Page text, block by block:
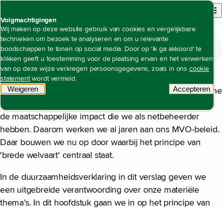
Volgmachtigingen
Wij maken op deze website gebruik van cookies en vergelijkbare
technieken om bezoek te analyseren en om u relevante
boodschappen te tonen op social media. Door op 'ik ga akkoord' te
klikken geeft u toestemming voor de plaatsing ervan en het verwerken
van op deze wijze verkregen persoonsgegevens, zoals in ons cookie
statementwordt vermeld.
Weigeren
Accepteren
Open site
Open content navigation
De waarde die wij creëren
Verduurzaming van de energievoorziening en van onze organisatie
Verduurzaming van de eigen organisatie
Verduurzaming van de eigen organisatie
Het energiesysteem van de toekomst faciliteert de
ambities die Nederland heeft op onder meer economische
groei, duurzaamheid en welzijn. We zijn ons bewust van
de maatschappelijke impact die we als netbeheerder
hebben. Daarom werken we al jaren aan ons MVO-beleid.
Daar bouwen we nu op door waarbij het principe van
'brede welvaart' centraal staat.
In de duurzaamheidsverklaring in dit verslag geven we
een uitgebreide verantwoording over onze materiële
thema’s. In dit hoofdstuk gaan we in op het principe van